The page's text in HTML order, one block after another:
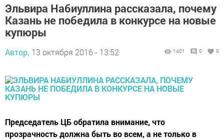
Эльвира Набиуллина рассказала, почему
Казань не победила в конкурсе на новые
купюры
Автор, 13 октября 2016 - 13:52 1401 0 0
Председатель ЦБ обратила внимание, что
прозрачность должна быть во всем, а не только в